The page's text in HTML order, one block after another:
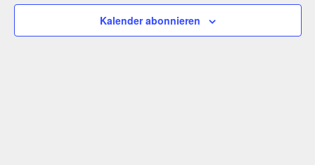
Kalender abonnieren